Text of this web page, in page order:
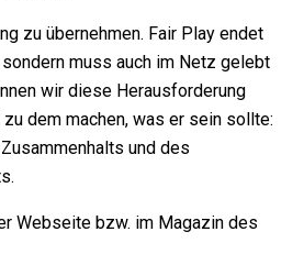
zu übernehmen. Fair Play endet
muss auch im Netz gelebt
wir diese Herausforderung
dem machen, was er sein sollte:
und des
Webseite bzw. im Magazin des